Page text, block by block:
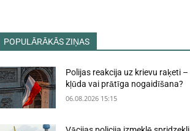
POPULĀRĀKĀS ZIŅAS
Polijas reakcija uz krievu raķeti –
kļūda vai prātīga nogaidīšana?
06.08.2026 15:15